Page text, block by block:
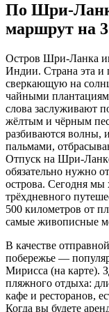
По Шри-
маршрут на
Остров Шри-Ланка иногда называют слезой, упавшей со щеки
Индии. Страна эта и
сверкающую на
чайными
слова заслуживают
жёлтым и чёрным
разбиваются волны,
пальмами,
Отпуск на Шри-
обязательно нужно
острова. Сегодня
трёхдневного
500 километров от
самые живописные
В качестве
побережье —
Мирисса (на карте).
пляжного отдыха:
кафе и ресторанов,
Когда вы будете